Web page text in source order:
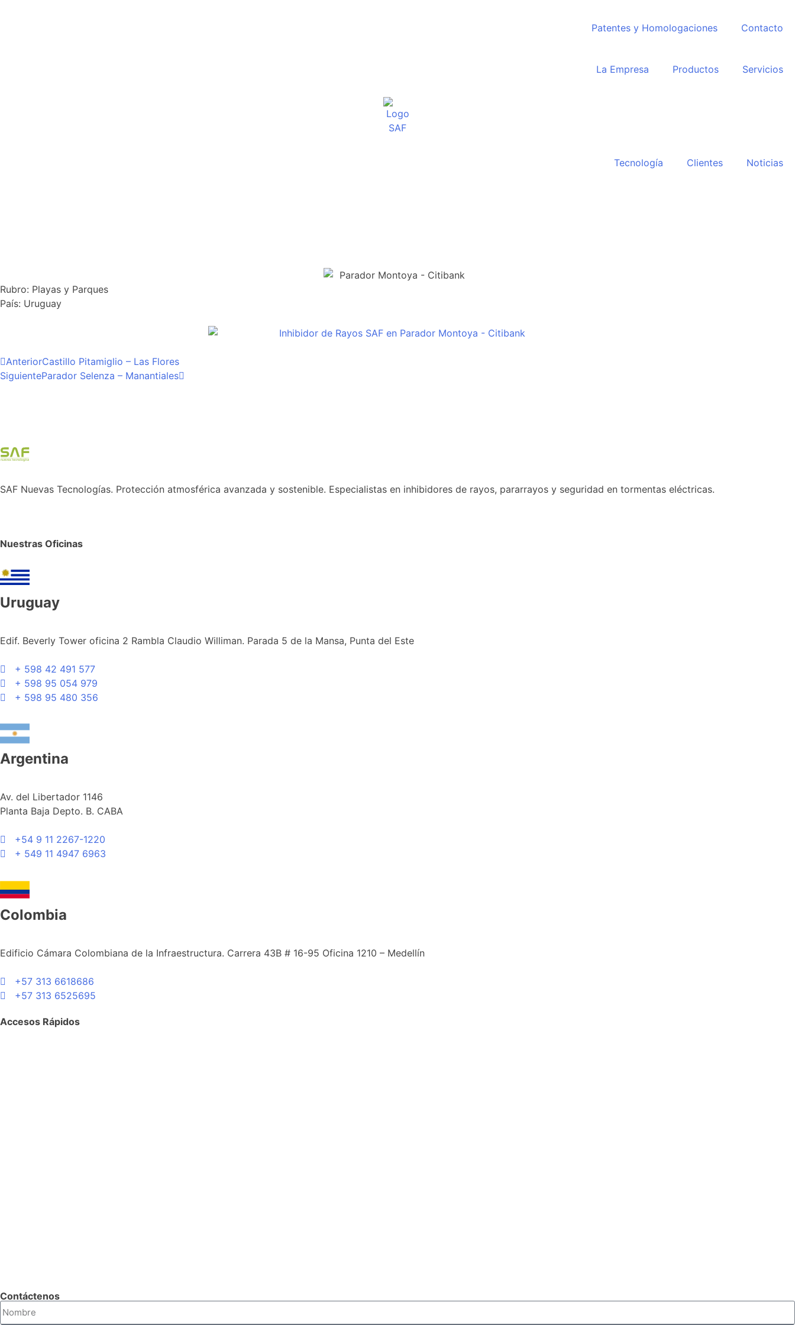
Patentes y Homologaciones Contacto
La Empresa Productos Servicios
Tecnología Clientes Noticias
Rubro: Playas y Parques
País: Uruguay
AnteriorCastillo Pitamiglio – Las Flores
SiguienteParador Selenza – Manantiales
SAF Nuevas Tecnologías. Protección atmosférica avanzada y sostenible. Especialistas en inhibidores de rayos, pararrayos y seguridad en tormentas eléctricas.
Nuestras Oficinas
Uruguay
Edif. Beverly Tower oficina 2 Rambla Claudio Williman. Parada 5 de la Mansa, Punta del Este
+ 598 42 491 577
+ 598 95 054 979
+ 598 95 480 356
Argentina
Av. del Libertador 1146
Planta Baja Depto. B. CABA
+54 9 11 2267-1220
+ 549 11 4947 6963
Colombia
Edificio Cámara Colombiana de la Infraestructura. Carrera 43B # 16-95 Oficina 1210 – Medellín
+57 313 6618686
+57 313 6525695
Accesos Rápidos
Contáctenos